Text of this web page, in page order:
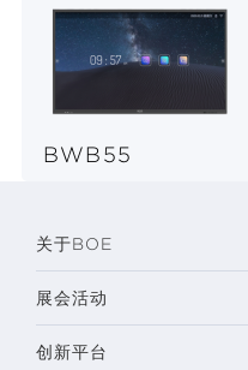
BWB55
关于BOE
展会活动
创新平台